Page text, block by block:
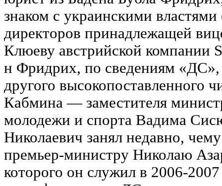
знаком с украинскими властями
директоров принадлежащей
Клюеву австрийской компании
н Фридрих, по сведениям «ДС»,
другого высокопоставленного
Кабмина — заместителя
молодежи и спорта Вадима
Николаевич занял недавно,
премьер-министру Николаю
которого он служил в 2006-